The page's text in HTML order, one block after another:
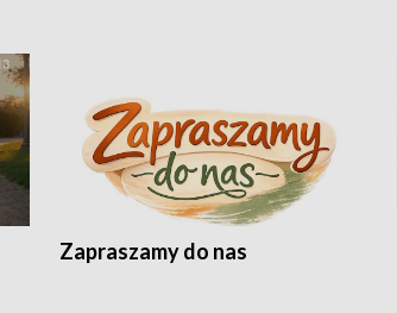
Zapraszamy do nas